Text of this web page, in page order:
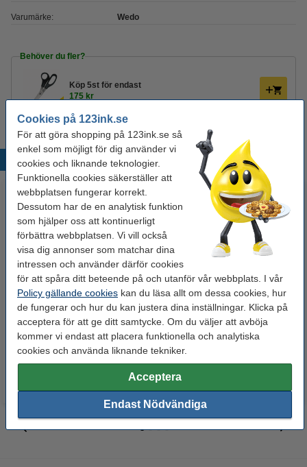
Cookies på 123ink.se
För att göra shopping på 123ink.se så
enkel som möjligt för dig använder vi
cookies och liknande teknologier.
Funktionella cookies säkerställer att
webbplatsen fungerar korrekt.
Dessutom har de en analytisk funktion
som hjälper oss att kontinuerligt
förbättra webbplatsen. Vi vill också
visa dig annonser som matchar dina
intressen och använder därför cookies
för att spåra ditt beteende på och utanför vår webbplats. I vår
Policy gällande cookies kan du läsa allt om dessa cookies, hur
de fungerar och hur du kan justera dina inställningar. Klicka på
acceptera för att ge ditt samtycke. Om du väljer att avböja
kommer vi endast att placera funktionella och analytiska
cookies och använda liknande tekniker.
Acceptera
Endast Nödvändiga
Varumärke: Wedo
Behöver du fler?
Köp 5st för endast
175 kr
Populära produkter
Tejp 19mm x 33m | 123ink | 1st
15 kr Inkl. 25% Moms
Brevkorg A4 | Esselte | svart |
1st
65 kr Inkl. 25% Moms